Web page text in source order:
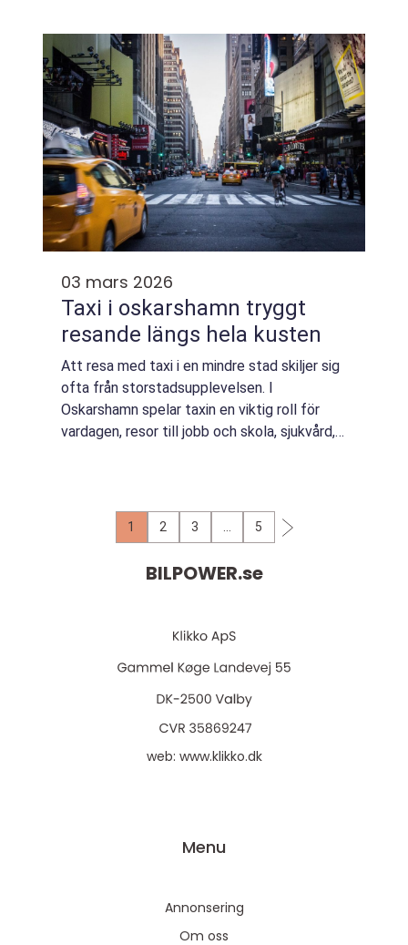
03 mars 2026
Taxi i oskarshamn tryggt
resande längs hela kusten
Att resa med taxi i en mindre stad skiljer sig
ofta från storstadsupplevelsen. I
Oskarshamn spelar taxin en viktig roll för
vardagen, resor till jobb och skola, sjukvård,
1 2 3 5
BILPOWER.se
web: www.klikko.dk
Menu
Annonsering
Om oss